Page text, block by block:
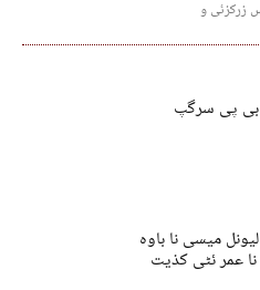
پی سرگپ
میسی نا باوہ
68 سال نا عمر ئٹی کذیت